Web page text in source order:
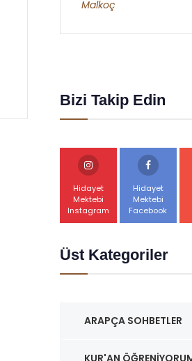
HİDAYET MEKTEBİ /
Bizi Takip Edin
Hidayet
Mektebi
Instagram
Hidayet
Mektebi
Facebook
Üst Kategoriler
ARAPÇA SOHBETLER
KUR'AN